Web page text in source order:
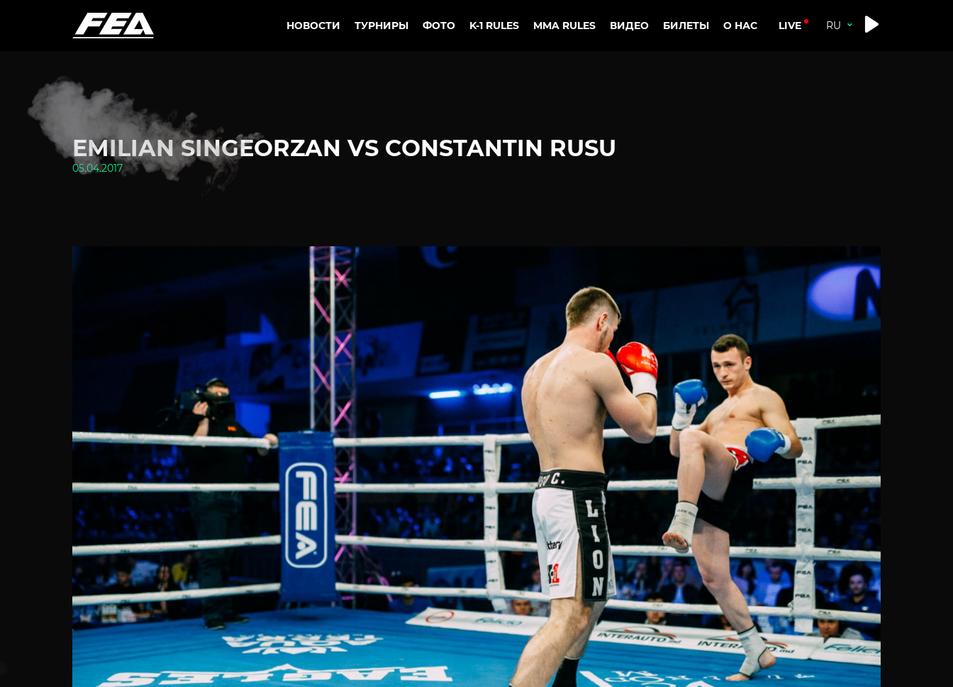
НОВОСТИ ТУРНИРЫ ФОТО K-1 RULES MMA RULES ВИДЕО БИЛЕТЫ О НАС LIVE
EMILIAN SINGEORZAN VS CONSTANTIN RUSU
05.04.2017